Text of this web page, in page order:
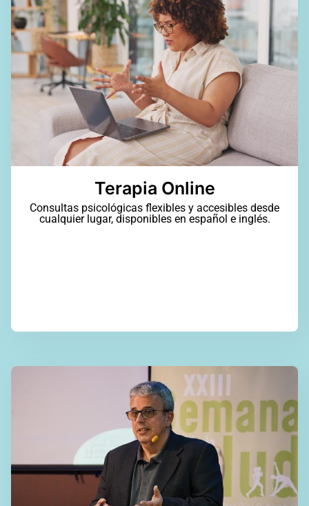
Terapia Online
Consultas psicológicas flexibles y accesibles desde
cualquier lugar, disponibles en español e inglés.